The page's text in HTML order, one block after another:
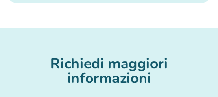
Richiedi maggiori
informazioni